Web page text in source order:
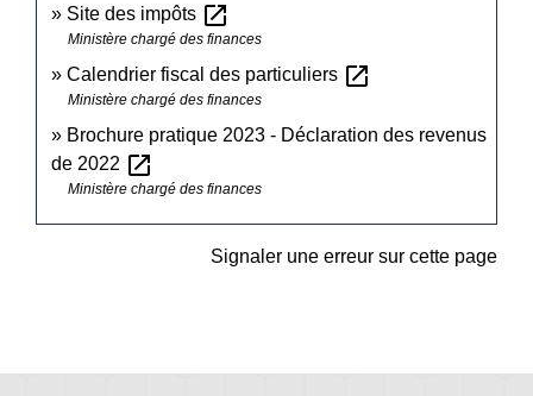
Site des impôts open_in_new
Ministère chargé des finances
Calendrier fiscal des particuliers open_in_new
Ministère chargé des finances
Brochure pratique 2023 - Déclaration des revenus
de 2022 open_in_new
Ministère chargé des finances
Signaler une erreur sur cette page